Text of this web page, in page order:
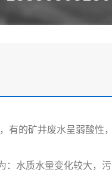
的矿井废水呈弱酸性，
水质水量变化较大，污